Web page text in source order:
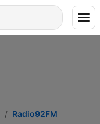
Radio92FM